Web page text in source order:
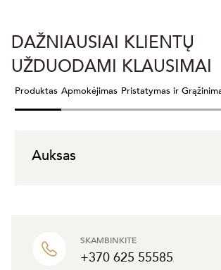
SKAMBINKITE
+370 625 55585
DAŽNIAUSIAI KLIENTŲ
UŽDUODAMI KLAUSIMAI
Produktas Apmokėjimas Pristatymas ir
Auksas